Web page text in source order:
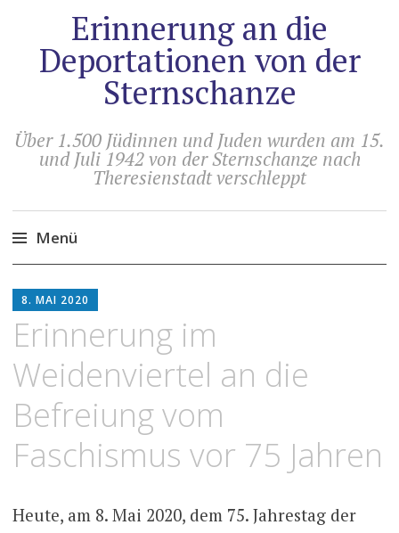
Erinnerung an die
Deportationen von der
Sternschanze
Über 1.500 Jüdinnen und Juden wurden am 15.
und Juli 1942 von der Sternschanze nach
Theresienstadt verschleppt
Menü
Inhalt
springen
8. MAI 2020
Erinnerung im
Weidenviertel an die
Befreiung vom
Faschismus vor 75 Jahren
Heute, am 8. Mai 2020, dem 75. Jahrestag der